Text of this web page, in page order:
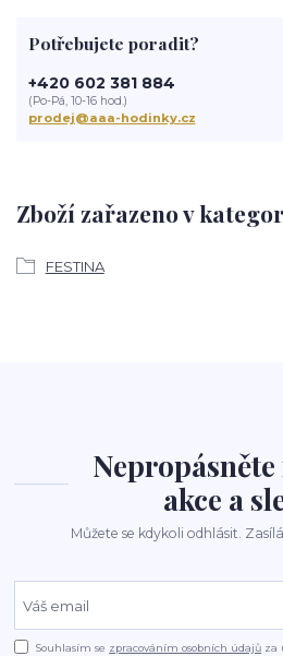
Zboží zařazeno v
FESTINA
Potřebujete poradit?
+420 602 381 884
(Po-Pá, 10-16 hod.)
prodej@aaa-hodinky.cz
akce a
Můžete se kdykoli odhlásit.
Souhlasím se zpracováním osobních údajů za